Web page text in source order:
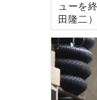
ューを
田隆二）